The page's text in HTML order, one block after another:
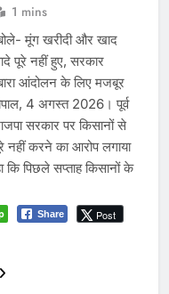
1 mins
ठंडे बस्ते में, अवैध शराब
सवाल भोपाल-इंदौर 4 जुलाई
मध्य प्रदेश के मुख्यमंत्री
का गृह नगर उज्जैन प्रदेश
शहर बन चुका है, जहां
को पूरी तरह समाप्त कर दिया
ओर मुख्यमंत्री के
Share Post